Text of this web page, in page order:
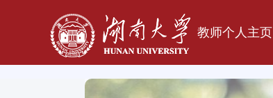
教师个人主页